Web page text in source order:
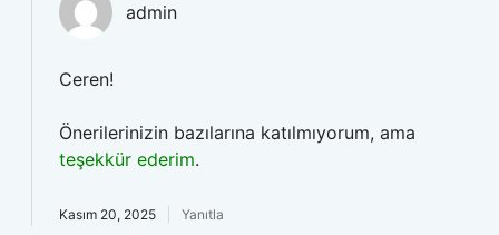
admin
Ceren!
Önerilerinizin bazılarına katılmıyorum, ama
teşekkür ederim.
Kasım 20, 2025 Yanıtla